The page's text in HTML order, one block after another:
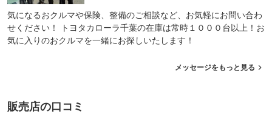
気になるおクルマや保険、整備のご相談など、お気軽にお問い合わ
せください！ トヨタカローラ千葉の在庫は常時１０００台以上！お
気に入りのおクルマを一緒にお探しいたします！
メッセージをもっと見る
販売店の口コミ